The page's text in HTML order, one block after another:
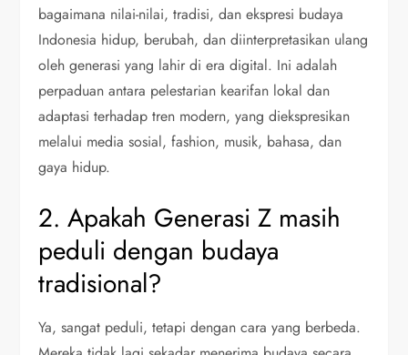
bagaimana nilai-nilai, tradisi, dan ekspresi budaya
Indonesia hidup, berubah, dan diinterpretasikan ulang
oleh generasi yang lahir di era digital. Ini adalah
perpaduan antara pelestarian kearifan lokal dan
adaptasi terhadap tren modern, yang diekspresikan
melalui media sosial, fashion, musik, bahasa, dan
gaya hidup.
2. Apakah Generasi Z masih
peduli dengan budaya
tradisional?
Ya, sangat peduli, tetapi dengan cara yang berbeda.